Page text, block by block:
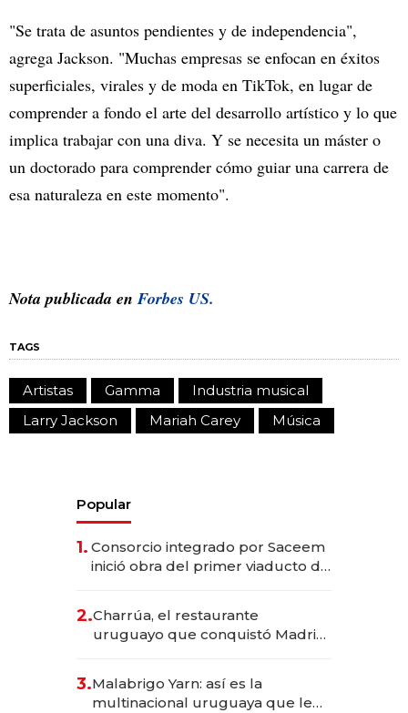
"Se trata de asuntos pendientes y de independencia",
agrega Jackson. "Muchas empresas se enfocan en éxitos
superficiales, virales y de moda en TikTok, en lugar de
comprender a fondo el arte del desarrollo artístico y lo que
implica trabajar con una diva. Y se necesita un máster o
un doctorado para comprender cómo guiar una carrera de
esa naturaleza en este momento".
Nota publicada enForbes US.
TAGS
Artistas Gamma
Industria musical
Larry Jackson
Mariah Carey Música
Popular
1. Consorcio integrado por Saceem
inició obra del primer viaducto de
millones
2.Charrúa, el restaurante
uruguayo que conquistó Madrid:
anticipación y prepara apertura
3.Malabrigo Yarn: así es la
multinacional uruguaya que le